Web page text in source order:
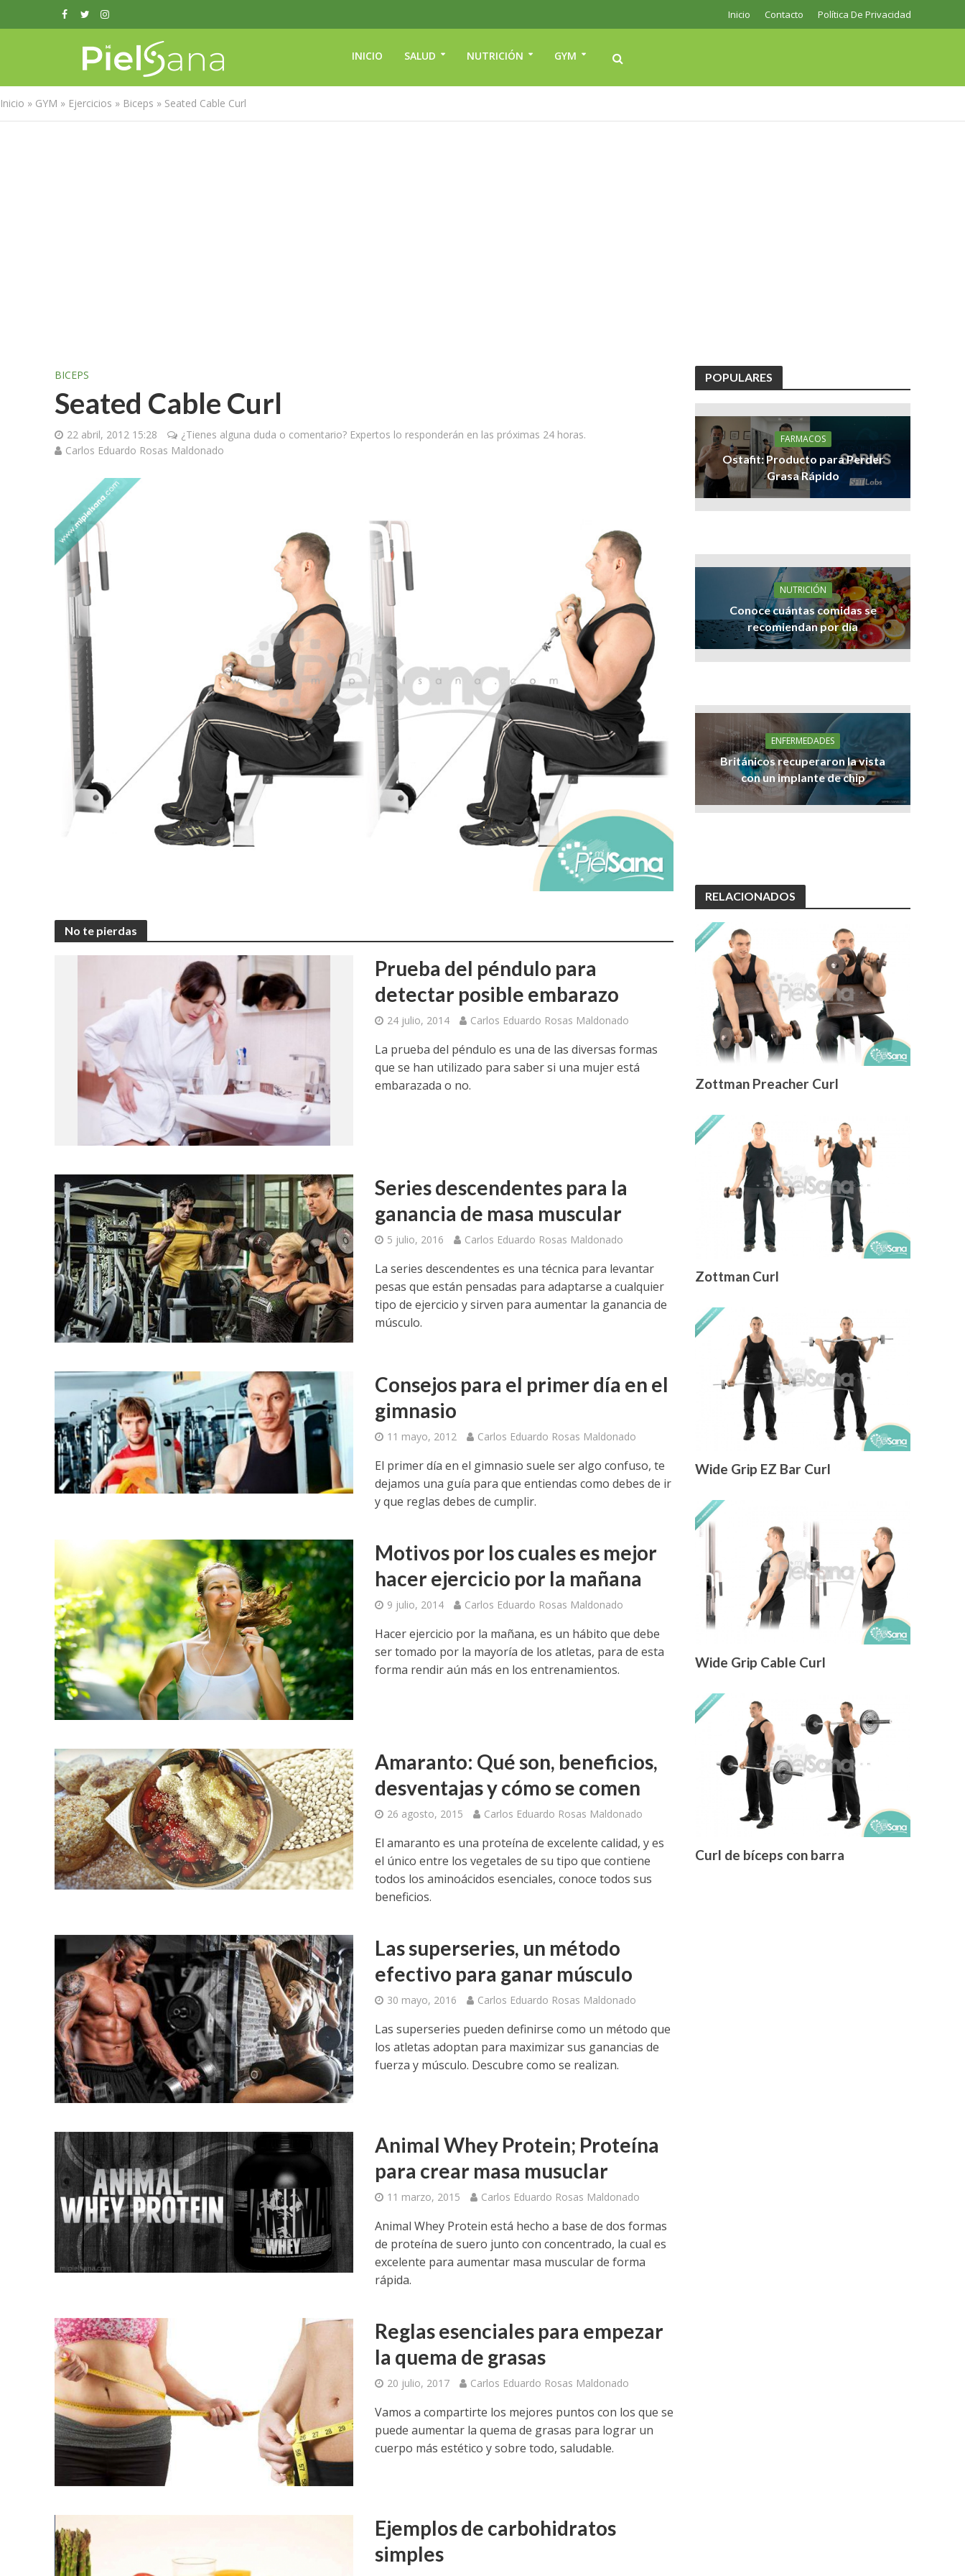
Inicio Contacto Política De Privacidad
INICIO SALUD NUTRICIÓN GYM
Inicio » GYM » Ejercicios » Biceps » Seated Cable Curl
BICEPS
Seated Cable Curl
22 abril, 2012 15:28
¿Tienes alguna duda o comentario? Expertos lo responderán en las próximas 24 horas.
Carlos Eduardo Rosas Maldonado
No te pierdas
Prueba del péndulo para
detectar posible embarazo
24 julio, 2014 Carlos Eduardo Rosas Maldonado
La prueba del péndulo es una de las diversas formas
que se han utilizado para saber si una mujer está
embarazada o no.
Series descendentes para la
ganancia de masa muscular
5 julio, 2016 Carlos Eduardo Rosas Maldonado
La series descendentes es una técnica para levantar
pesas que están pensadas para adaptarse a cualquier
tipo de ejercicio y sirven para aumentar la ganancia de
músculo.
Consejos para el primer día en el
gimnasio
11 mayo, 2012 Carlos Eduardo Rosas Maldonado
El primer día en el gimnasio suele ser algo confuso, te
dejamos una guía para que entiendas como debes de ir
y que reglas debes de cumplir.
Motivos por los cuales es mejor
hacer ejercicio por la mañana
9 julio, 2014 Carlos Eduardo Rosas Maldonado
Hacer ejercicio por la mañana, es un hábito que debe
ser tomado por la mayoría de los atletas, para de esta
forma rendir aún más en los entrenamientos.
Amaranto: Qué son, beneficios,
desventajas y cómo se comen
26 agosto, 2015 Carlos Eduardo Rosas Maldonado
El amaranto es una proteína de excelente calidad, y es
el único entre los vegetales de su tipo que contiene
todos los aminoácidos esenciales, conoce todos sus
beneficios.
Las superseries, un método
efectivo para ganar músculo
30 mayo, 2016 Carlos Eduardo Rosas Maldonado
Las superseries pueden definirse como un método que
los atletas adoptan para maximizar sus ganancias de
fuerza y músculo. Descubre como se realizan.
Animal Whey Protein; Proteína
para crear masa musuclar
11 marzo, 2015 Carlos Eduardo Rosas Maldonado
Animal Whey Protein está hecho a base de dos formas
de proteína de suero junto con concentrado, la cual es
excelente para aumentar masa muscular de forma
rápida.
Reglas esenciales para empezar
la quema de grasas
20 julio, 2017 Carlos Eduardo Rosas Maldonado
Vamos a compartirte los mejores puntos con los que se
puede aumentar la quema de grasas para lograr un
cuerpo más estético y sobre todo, saludable.
Ejemplos de carbohidratos
simples
POPULARES
FARMACOS
Ostafit: Producto para Perder
Grasa Rápido
NUTRICIÓN
Conoce cuántas comidas se
recomiendan por día
ENFERMEDADES
Británicos recuperaron la vista
con un implante de chip
RELACIONADOS
Zottman Preacher Curl
Zottman Curl
Wide Grip EZ Bar Curl
Wide Grip Cable Curl
Curl de bíceps con barra